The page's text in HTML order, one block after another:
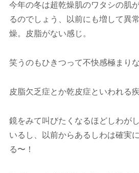
今年の冬は超乾燥肌のワタシの肌
るのでしょう、以前にも増して異
燥。皮脂がない感じ。
笑うのもひきつって不快感極まりな
皮脂欠乏症とか乾皮症といわれる
鏡をみて叫びたくなるほどしわが
いるし、以前からあるしわは確実
る〜！